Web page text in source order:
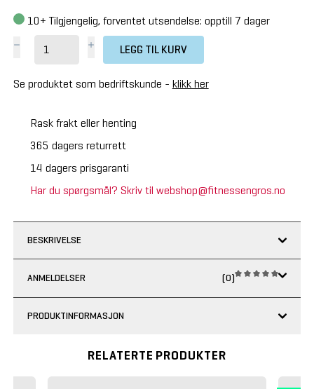
10+ Tilgjengelig, forventet utsendelse: opptill 7 dager
LEGG TIL KURV
Se produktet som bedriftskunde - klikk her
Rask frakt eller henting
365 dagers returrett
14 dagers prisgaranti
Har du spørgsmål? Skriv til webshop@fitnessengros.no
BESKRIVELSE
ANMELDELSER (0)
PRODUKTINFORMASJON
RELATERTE PRODUKTER